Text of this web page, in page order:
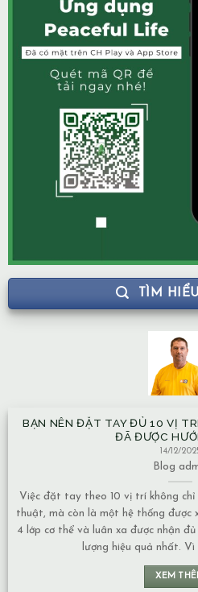
TÌM
BẠN NÊN ĐẶT TAY ĐỦ 10 VỊ
ĐÃ ĐƯỢC
14/12/
Blog
Việc đặt tay theo 10 vị trí không
thuật, mà còn là một hệ thống được
4 lớp cơ thể và luân xa được nhận
lượng hiệu quả nhất. Vì
XEM